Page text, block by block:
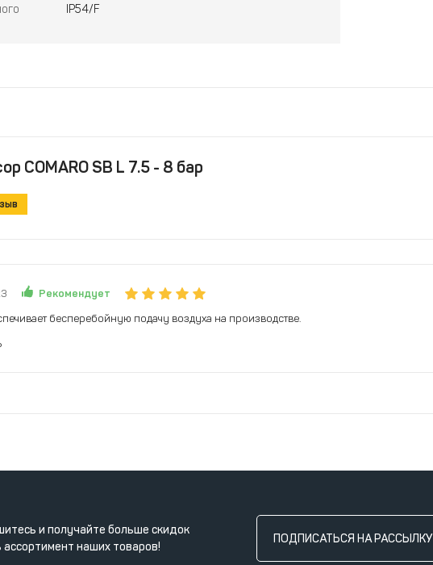
IP54/F
COMARO SB L 7.5 - 8 бар
Рекомендует
бесперебойную подачу воздуха на производстве.
и получайте больше скидок
ассортимент наших товаров!
ПОДПИСАТЬСЯ НА РАССЫЛКУ